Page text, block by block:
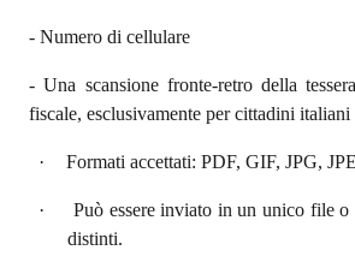
- Numero di cellulare
- Una scansione fronte-retro della
fiscale, esclusivamente per cittadini italiani
· Formati accettati: PDF, GIF, JPG,
·
Può essere inviato in un unico file
distinti.